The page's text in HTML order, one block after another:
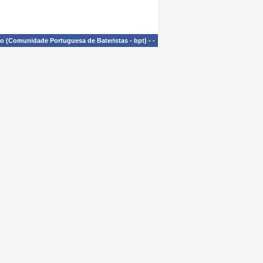
(Comunidade Portuguesa de Bateristas - bpt) - -